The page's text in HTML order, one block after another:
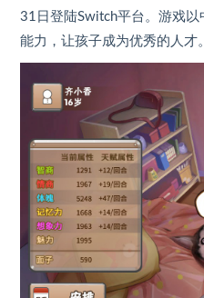
31日登陆Switch平台。游戏
能力，让孩子成为优秀的人才。